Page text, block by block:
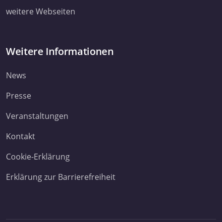
weitere Webseiten
Weitere Informationen
News
Presse
Veranstaltungen
Kontakt
Cookie-Erklärung
Erklärung zur Barrierefreiheit